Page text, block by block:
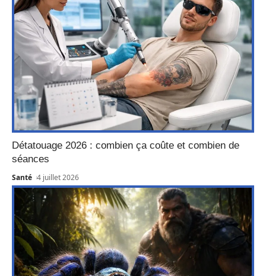
Détatouage 2026 : combien ça coûte et combien de
séances
Santé 4 juillet 2026